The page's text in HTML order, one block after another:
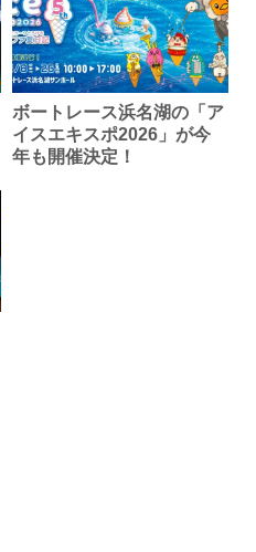
ボートレース浜名湖の「ア
イスエキスポ2026」が今
年も開催決定！